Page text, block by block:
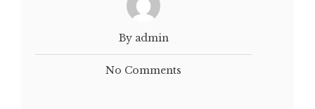
By admin
No Comments